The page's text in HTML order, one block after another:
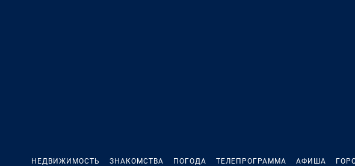
НЕДВИЖИМОСТЬ ЗНАКОМСТВА ПОГОДА ТЕЛЕПРОГРАММА АФИША